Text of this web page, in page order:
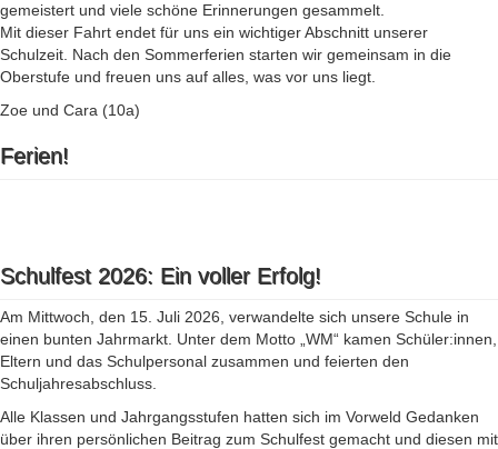
gemeistert und viele schöne Erinnerungen gesammelt.
Mit dieser Fahrt endet für uns ein wichtiger Abschnitt unserer
Schulzeit. Nach den Sommerferien starten wir gemeinsam in die
Oberstufe und freuen uns auf alles, was vor uns liegt.
Zoe und Cara (10a)
Ferien!
Schulfest 2026: Ein voller Erfolg!
Am Mittwoch, den 15. Juli 2026, verwandelte sich unsere Schule in
einen bunten Jahrmarkt. Unter dem Motto „WM“ kamen Schüler:innen,
Eltern und das Schulpersonal zusammen und feierten den
Schuljahresabschluss.
Alle Klassen und Jahrgangsstufen hatten sich im Vorweld Gedanken
über ihren persönlichen Beitrag zum Schulfest gemacht und diesen mit